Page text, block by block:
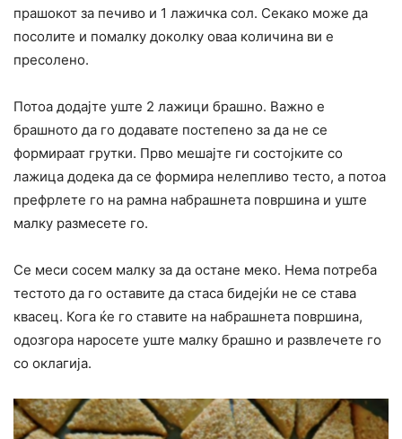
прашокот за печиво и 1 лажичка сол. Секако може да
посолите и помалку доколку оваа количина ви е
пресолено.
Потоа додајте уште 2 лажици брашно. Важно е
брашното да го додавате постепено за да не се
формираат грутки. Прво мешајте ги состојките со
лажица додека да се формира нелепливо тесто, а потоа
префрлете го на рамна набрашнета површина и уште
малку размесете го.
Се меси сосем малку за да остане меко. Нема потреба
тестото да го оставите да стаса бидејќи не се става
квасец. Кога ќе го ставите на набрашнета површина,
одозгора наросете уште малку брашно и развлечете го
со оклагија.